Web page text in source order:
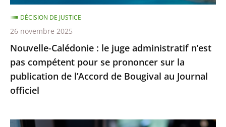
pour
se
prononcer
sur
la
publication
de
de
Nouvelle-Calédonie : le juge administratif n’est
pas compétent pour se prononcer sur la
publication de l’Accord de Bougival au Journal
officiel
DÉCISION DE JUSTICE
26 novembre 2025